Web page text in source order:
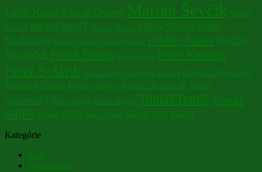
Ludo Kuruc Lukaš Oravec Marián Ševčík Michal
Bugala Michal Motýľ Michal Šimko Milan Nikolič Milo
Suchomel Nikolaj Nikitin Ondrej Botek Ondrej Juraši Ondrej
Štveráček Pavol Bereza Pawel Wlosok Peter Korman
Peter Solárik Rado Tariška Radovan Tariška Raphael Wressinig
Richard Csino Robert Ragan Robert Ragan jr. Robo
Opatovský Robo Ragan Silvio Berger Tomáš Baroš Tomáš
Gajlík Vlado Máčaj Štefan Bugala Štefan Pišta Bartuš
Kategórie
Jazz
Nezaradené